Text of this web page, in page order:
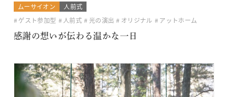
ムーサイオン
人前式
ゲスト参加型
人前式 光の演出 オリジナル
アットホーム
感謝の想いが伝わる温かな一日